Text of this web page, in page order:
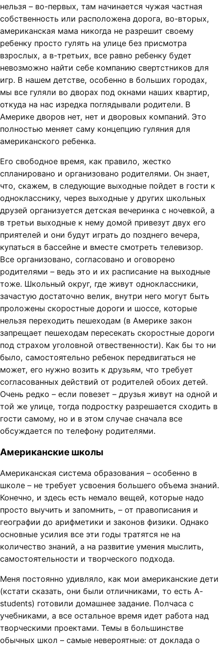
нельзя – во-первых, там начинается чужая частная
собственность или расположена дорога, во-вторых,
американская мама никогда не разрешит своему
ребенку просто гулять на улице без присмотра
взрослых, а в-третьих, все равно ребенку будет
невозможно найти себе компанию свертстников для
игр. В нашем детстве, особенно в больших городах,
мы все гуляли во дворах под окнами наших квартир,
откуда на нас изредка поглядывали родители. В
Америке дворов нет, нет и дворовых компаний. Это
полностью меняет саму концепцию гуляния для
американского ребенка.
Его свободное время, как правило, жестко
спланировано и организовано родителями. Он знает,
что, скажем, в следующие выходные пойдет в гости к
однокласснику, через выходные у других школьных
друзей организуется детская вечеринка с ночевкой, а
в третьи выходные к нему домой привезут двух его
приятелей и они будут играть до позднего вечера,
купаться в бассейне и вместе смотреть телевизор.
Все организовано, согласовано и оговорено
родителями – ведь это и их расписание на выходные
тоже. Школьный округ, где живут одноклассники,
зачастую достаточно велик, внутри него могут быть
проложены скоростные дороги и шоссе, которые
нельзя переходить пешеходам (в Америке закон
запрещает пешеходам пересекать скоростные дороги
под страхом уголовной отвественности). Как бы то ни
было, самостоятельно ребенок передвигаться не
может, его нужно возить к друзьям, что требует
согласованных действий от родителей обоих детей.
Очень редко – если повезет – друзья живут на одной и
той же улице, тогда подростку разрешается сходить в
гости самому, но и в этом случае сначала все
обсуждается по телефону родителями.
Американские школы
Американская система образования – особенно в
школе – не требует усвоения большего объема знаний.
Конечно, и здесь есть немало вещей, которые надо
просто выучить и запомнить, – от правописания и
географии до арифметики и законов физики. Однако
основные усилия все эти годы тратятся не на
количество знаний, а на развитие умения мыслить,
самостоятельности и творческого подхода.
Меня постоянно удивляло, как мои американские дети
(кстати сказать, они были отличниками, то есть A-
students) готовили домашнее задание. Полчаса с
учебниками, а все остальное время идет работа над
творческими проектами. Темы в большинстве
обычных школ – самые невероятные: от доклада о